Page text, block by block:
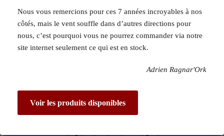
Pardon pour le
dérangement !
Nous travaillons
sur quelque
Nous vous remercions pour ces 7 années incroyables à nos
côtés, mais le vent souffle dans d’autres directions pour
nous, c’est pourquoi vous ne pourrez commander via notre
site internet seulement ce qui est en stock.
Adrien Ragnar'Ork
Voir les produits disponibles